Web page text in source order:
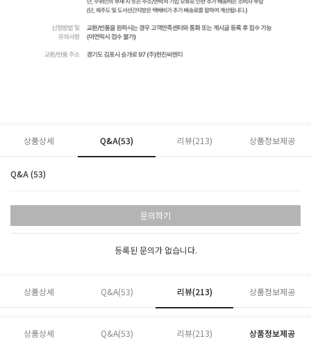
상품상세 Q&A(53) 리뷰(213) 상품정보제공
Q&A (53)
문의하기
등록된 문의가 없습니다.
상품상세 Q&A(53) 리뷰(213) 상품정보제공
상품상세 Q&A(53) 리뷰(213) 상품정보제공